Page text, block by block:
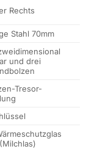
Rechts
Stahl 70mm
und drei
Tresor-